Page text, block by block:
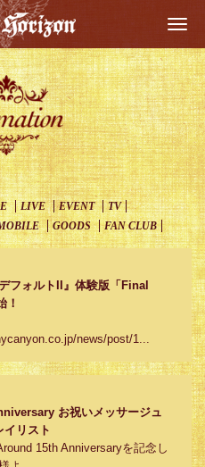
LIVE EVENT
TV
GOODS FAN CLUB
フォルトII』体験版「Final
！
news/post/1...
お祝いメッサージュ
イリスト
15th Anniversaryを記念し